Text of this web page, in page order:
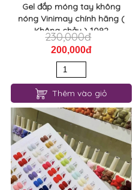
Gel đắp móng tay không
nóng Vinimay chính hãng (
Không chảy ) 1092
230,000đ
200,000đ
Thêm vào giỏ